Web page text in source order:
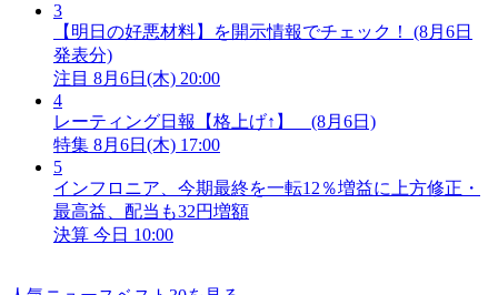
3
【明日の好悪材料】を開示情報でチェック！ (8月6日
発表分)
注目 8月6日(木) 20:00
4
レーティング日報【格上げ↑】 (8月6日)
特集 8月6日(木) 17:00
5
インフロニア、今期最終を一転12％増益に上方修正・
最高益、配当も32円増額
決算 今日 10:00